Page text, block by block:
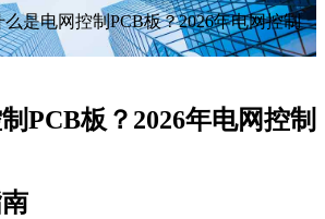
么是电网控制PCB板？2026年电网控制
PCB板？2026年电网控制